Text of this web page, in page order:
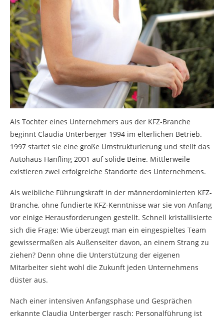
Als Tochter eines Unternehmers aus der KFZ-Branche
beginnt Claudia Unterberger 1994 im elterlichen Betrieb.
1997 startet sie eine große Umstrukturierung und stellt das
Autohaus Hänfling 2001 auf solide Beine. Mittlerweile
existieren zwei erfolgreiche Standorte des Unternehmens.
Als weibliche Führungskraft in der männerdominierten KFZ-
Branche, ohne fundierte KFZ-Kenntnisse war sie von Anfang
vor einige Herausforderungen gestellt. Schnell kristallisierte
sich die Frage: Wie überzeugt man ein eingespieltes Team
gewissermaßen als Außenseiter davon, an einem Strang zu
ziehen? Denn ohne die Unterstützung der eigenen
Mitarbeiter sieht wohl die Zukunft jeden Unternehmens
düster aus.
Nach einer intensiven Anfangsphase und Gesprächen
erkannte Claudia Unterberger rasch: Personalführung ist